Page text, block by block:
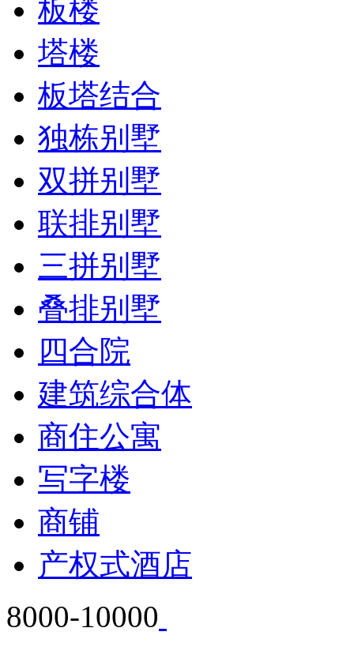
板楼
塔楼
板塔结合
独栋别墅
双拼别墅
联排别墅
三拼别墅
叠排别墅
四合院
建筑综合体
商住公寓
写字楼
商铺
产权式酒店
8000-10000